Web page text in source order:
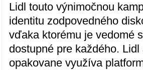
Lidl touto výnimočnou
identitu zodpovedného
vďaka ktorému je vedomé
dostupné pre každého.
opakovane využíva